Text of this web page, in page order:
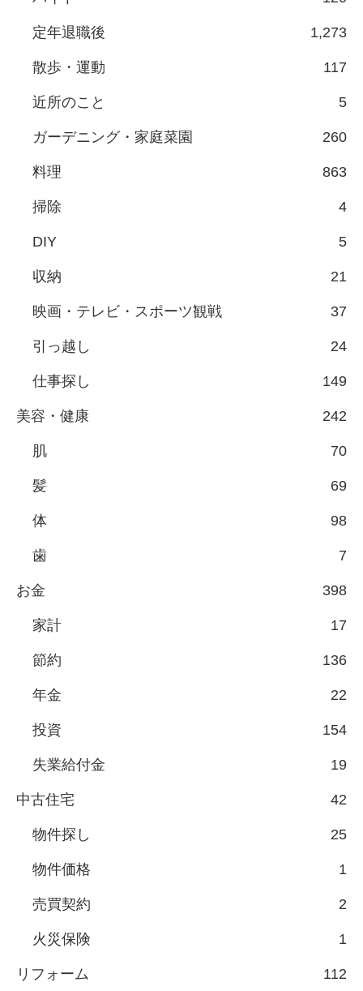
定年退職後 1,273
散歩・運動 117
近所のこと 5
ガーデニング・家庭菜園 260
料理 863
掃除 4
DIY 5
収納 21
映画・テレビ・スポーツ観戦 37
引っ越し 24
仕事探し 149
美容・健康 242
肌 70
髪 69
体 98
歯 7
お金 398
家計 17
節約 136
年金 22
投資 154
失業給付金 19
中古住宅 42
物件探し 25
物件価格 1
売買契約 2
火災保険 1
リフォーム 112